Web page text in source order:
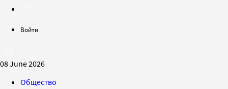
Войти
08 June 2026
Общество